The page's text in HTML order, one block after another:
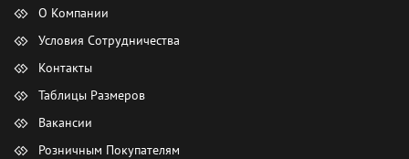
О Компании
Условия Сотрудничества
Контакты
Таблицы Размеров
Вакансии
Розничным Покупателям